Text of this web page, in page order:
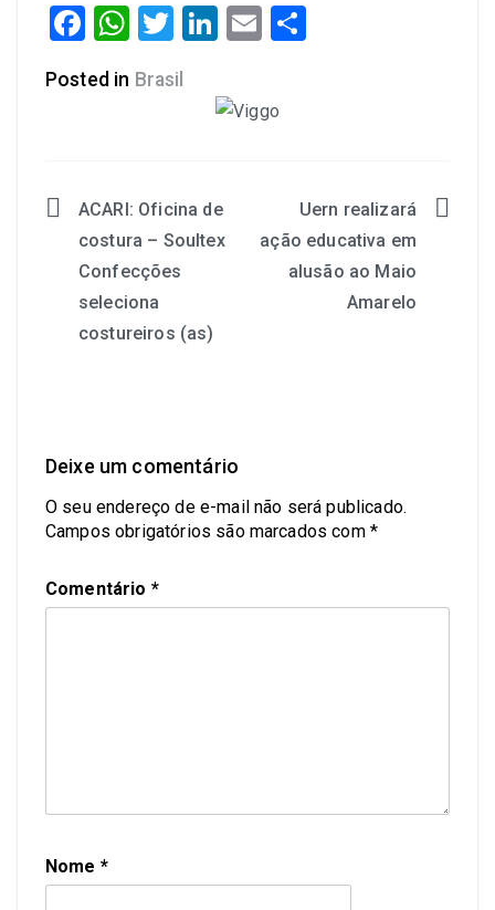
Facebook
WhatsApp
Twitter
LinkedIn
Email
Posted in Brasil
ACARI: Oficina de
costura – Soultex
Confecções
seleciona
costureiros (as)
Uern realizará
ação educativa em
alusão ao Maio
Amarelo
Deixe um comentário
O seu endereço de e-mail não será publicado.
Campos obrigatórios são marcados com *
Comentário *
Nome *